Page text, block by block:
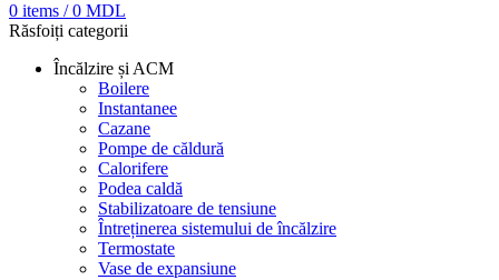
0 items / 0 MDL
Răsfoiți categorii
Încălzire și ACM
Boilere
Instantanee
Cazane
Pompe de căldură
Calorifere
Podea caldă
Stabilizatoare de tensiune
Întreținerea sistemului de încălzire
Termostate
Vase de expansiune